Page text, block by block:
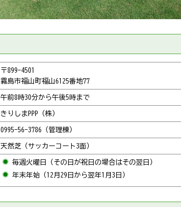
〒899-4501
霧島市福山町福山6125番地77
午前8時30分から午後5時まで
きりしまPPP（株）
0995-56-3786（管理棟）
天然芝（サッカーコート3面）
毎週火曜日（その日が祝日の場合はその翌日）
年末年始（12月29日から翌年1月3日）